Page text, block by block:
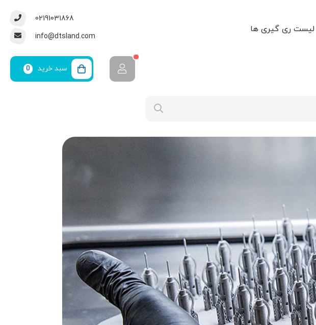
لیست ری گیری ها
02191031868
info@dtsland.com
سبد خرید 0